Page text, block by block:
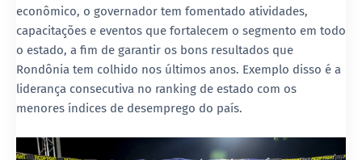
econômico, o governador tem fomentado atividades,
capacitações e eventos que fortalecem o segmento em todo
o estado, a fim de garantir os bons resultados que
Rondônia tem colhido nos últimos anos. Exemplo disso é a
liderança consecutiva no ranking de estado com os
menores índices de desemprego do país.